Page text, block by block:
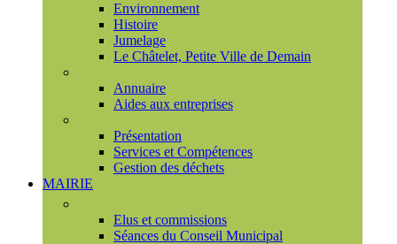
Environnement
Histoire
Jumelage
Le Châtelet, Petite Ville de Demain
Annuaire
Aides aux entreprises
Présentation
Services et Compétences
Gestion des déchets
MAIRIE
Elus et commissions
Séances du Conseil Municipal